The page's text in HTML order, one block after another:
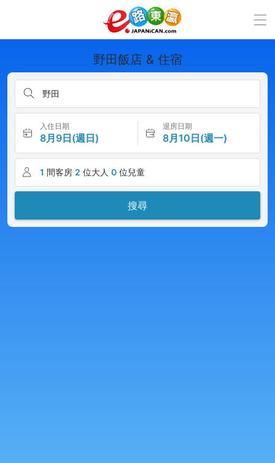
野田飯店 & 住宿
野田
入住日期
8月9日(週日)
退房日期
8月10日(週一)
1 間客房 2 位大人 0 位兒童
搜尋